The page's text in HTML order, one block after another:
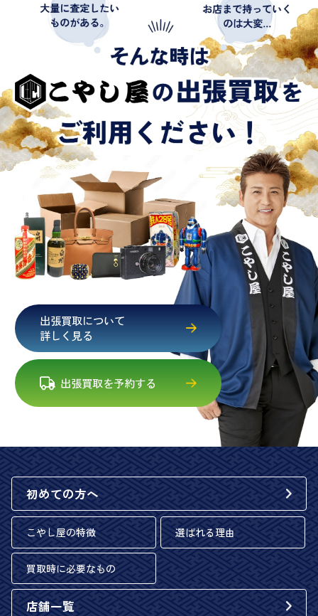
出張買取について
詳しく見る
出張買取を予約する
初めての方へ
こやし屋の特徴 選ばれる理由
買取時に必要なもの
店舗一覧